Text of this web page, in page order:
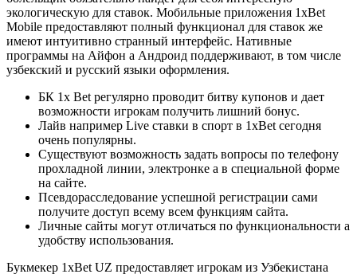
экологическую для ставок. Мобильные приложения 1xBet
Mobile предоставляют полный функционал для ставок же
имеют интуитивно странный интерфейс. Нативные
программы на Айфон а Андроид поддерживают, в том числе
узбекский и русский языки оформления.
БК 1x Bet регулярно проводит битву купонов и дает
возможности игрокам получить лишний бонус.
Лайв например Live ставки в спорт в 1xBet сегодня
очень популярны.
Существуют возможность задать вопросы по телефону
прохладной линии, электронке а в специальной форме
на сайте.
Псевдорасследование успешной регистрации сами
получите доступ всему всем функциям сайта.
Личные сайты могут отличаться по функциональности а
удобству использования.
Букмекер 1xBet UZ предоставляет игрокам из Узбекистана